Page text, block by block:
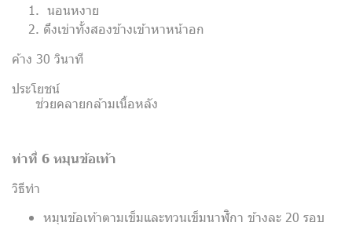
นอนหงาย
ดึงเข่าทั้งสองข้างเข้าหาหน้าอก
ค้าง 30 วินาที
ประโยชน์
ช่วยคลายกล้ามเนื้อหลัง
ท่าที่ 6 หมุนข้อเท้า
วิธีทำ
หมุนข้อเท้าตามเข็มและทวนเข็มนาฬิกา ข้างละ 20 รอบ